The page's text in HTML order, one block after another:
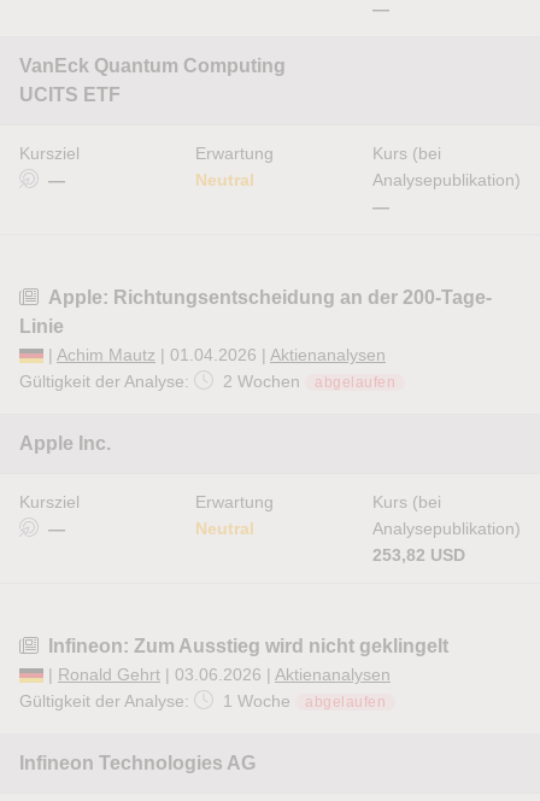
—
VanEck Quantum Computing
UCITS ETF
Kursziel
—
Erwartung
Neutral
Kurs (bei
Analysepublikation)
—
Apple: Richtungsentscheidung an der 200-Tage-
Linie
| Achim Mautz | 01.04.2026 | Aktienanalysen
Gültigkeit der Analyse:
2 Wochen abgelaufen
Apple Inc.
Kursziel
—
Erwartung
Neutral
Kurs (bei
Analysepublikation)
253,82 USD
Infineon: Zum Ausstieg wird nicht geklingelt
| Ronald Gehrt | 03.06.2026 | Aktienanalysen
Gültigkeit der Analyse:
1 Woche abgelaufen
Infineon Technologies AG